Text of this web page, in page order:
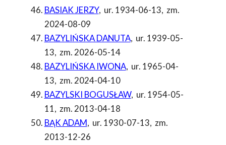
BASIAK JERZY, ur. 1934-06-13, zm.
2024-08-09
BAZYLIŃSKA DANUTA, ur. 1939-05-
13, zm. 2026-05-14
BAZYLIŃSKA IWONA, ur. 1965-04-
13, zm. 2024-04-10
BAZYLSKI BOGUSŁAW, ur. 1954-05-
11, zm. 2013-04-18
BĄK ADAM, ur. 1930-07-13, zm.
2013-12-26